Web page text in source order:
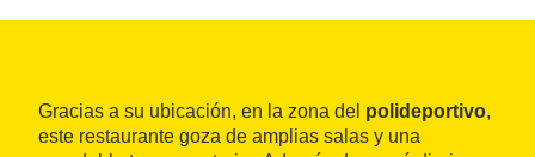
Gracias a su ubicación, en la zona del polideportivo,
este restaurante goza de amplias salas y una